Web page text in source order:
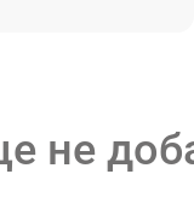
не